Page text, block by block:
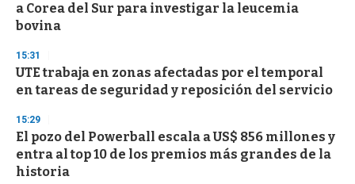
a Corea del Sur para investigar la leucemia
bovina
15:31
UTE trabaja en zonas afectadas por el temporal
en tareas de seguridad y reposición del servicio
15:29
El pozo del Powerball escala a US$ 856 millones y
entra al top 10 de los premios más grandes de la
historia